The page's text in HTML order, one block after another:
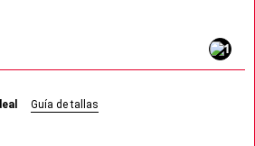
Guía de tallas